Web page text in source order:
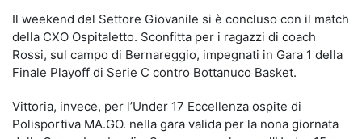
Il weekend del Settore Giovanile si è concluso con il match
della CXO Ospitaletto. Sconfitta per i ragazzi di coach
Rossi, sul campo di Bernareggio, impegnati in Gara 1 della
Finale Playoff di Serie C contro Bottanuco Basket.
Vittoria, invece, per l’Under 17 Eccellenza ospite di
Polisportiva MA.GO. nella gara valida per la nona giornata